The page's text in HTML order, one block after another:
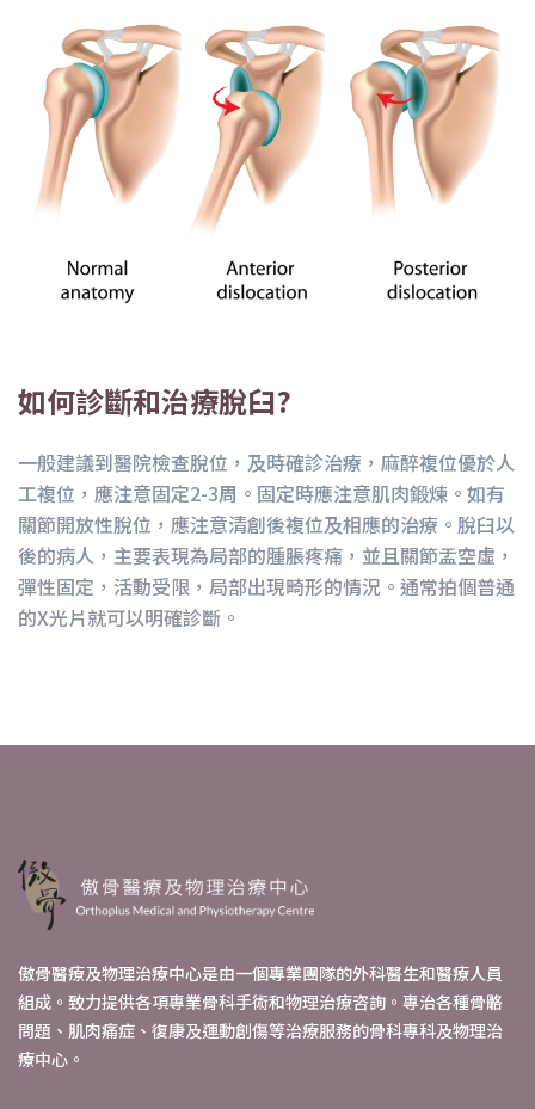
如何診斷和治療脫臼?
一般建議到醫院檢查脫位，及時確診治療，麻醉複位優於人
工複位，應注意固定2-3周。固定時應注意肌肉鍛煉。如有
關節開放性脫位，應注意清創後複位及相應的治療。脫臼以
後的病人，主要表現為局部的腫脹疼痛，並且關節盂空虛，
彈性固定，活動受限，局部出現畸形的情況。通常拍個普通
的X光片就可以明確診斷。
傲骨醫療及物理治療中心是由一個專業團隊的外科醫生和醫療人員
組成。致力提供各項專業骨科手術和物理治療咨詢。專治各種骨骼
問題、肌肉痛症、復康及運動創傷等治療服務的骨科專科及物理治
療中心。